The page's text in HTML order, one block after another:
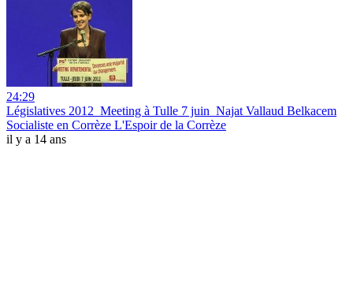
24:29
Législatives 2012_Meeting à Tulle 7 juin_Najat Vallaud Belkacem
Socialiste en Corrèze L'Espoir de la Corrèze
il y a 14 ans